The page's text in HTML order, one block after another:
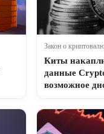
Закон о
Киты
данные
возможное